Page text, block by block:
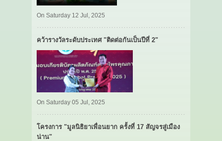
On Saturday 12 Jul, 2025
คว้ารางวัลระดับประเทศ "ติดต่อกันเป็นปีที่ 2"
On Saturday 05 Jul, 2025
โครงการ "มูลนิธิยาเพื่อนยาก ครั้งที่ 17 สัญจรสู่เมือง
น่าน"